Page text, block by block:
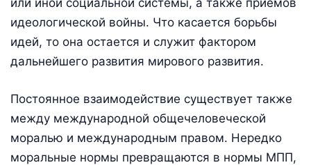
или иной социальной системы, а также приемов
идеологической войны. Что касается борьбы
идей, то она остается и служит фактором
дальнейшего развития мирового развития.
Постоянное взаимодействие существует также
между международной общечеловеческой
моралью и международным правом. Нередко
моральные нормы превращаются в нормы МПП,